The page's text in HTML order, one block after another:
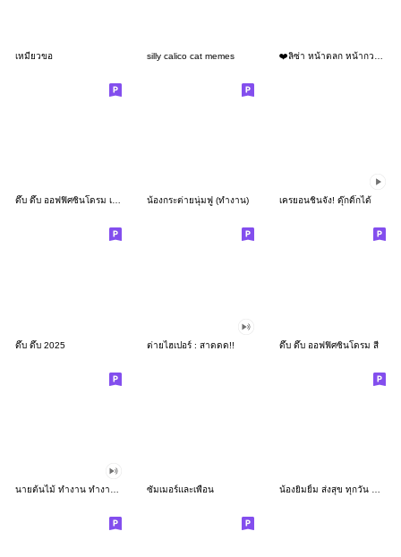
เหมียวขอ silly calico cat memes
ดึ๊บ ดึ๊บ ออฟฟิศซินโดรม เก้า น้องกระต่ายนุ่มฟู (ทำงาน) เครยอนชินจัง! ดุ๊กดิ๊กได้
ดึ๊บ ดึ๊บ 2025 ต่ายไฮเปอร์ : สาดดด!! ดึ๊บ ดึ๊บ ออฟฟิศซินโดรม สี่
ซัมเมอร์และเพื่อน